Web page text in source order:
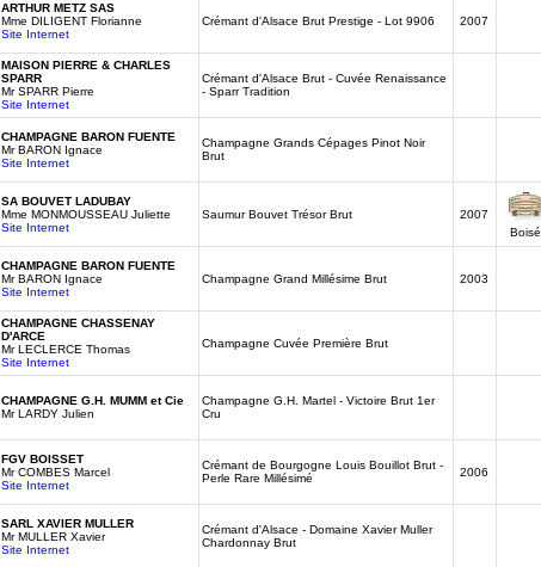
ARTHUR METZ SAS
Mme DILIGENT Florianne
Site Internet
Crémant d'Alsace Brut Prestige - Lot 9906 2007
MAISON PIERRE & CHARLES
SPARR
Mr SPARR Pierre
Site Internet
Crémant d'Alsace Brut - Cuvée Renaissance
- Sparr Tradition
CHAMPAGNE BARON FUENTE
Mr BARON Ignace
Site Internet
Champagne Grands Cépages Pinot Noir
Brut
SA BOUVET LADUBAY
Mme MONMOUSSEAU Juliette
Site Internet
Saumur Bouvet Trésor Brut
2007
Boisé
CHAMPAGNE BARON FUENTE
Mr BARON Ignace
Site Internet
Champagne Grand Millésime Brut 2003
CHAMPAGNE CHASSENAY
D'ARCE
Mr LECLERCE Thomas
Site Internet
Champagne Cuvée Première Brut
CHAMPAGNE G.H. MUMM et Cie
Mr LARDY Julien
Champagne G.H. Martel - Victoire Brut 1er
Cru
FGV BOISSET
Mr COMBES Marcel
Site Internet
Crémant de Bourgogne Louis Bouillot Brut -
Perle Rare Millésimé
2006
SARL XAVIER MULLER
Mr MULLER Xavier
Site Internet
Crémant d'Alsace - Domaine Xavier Muller
Chardonnay Brut